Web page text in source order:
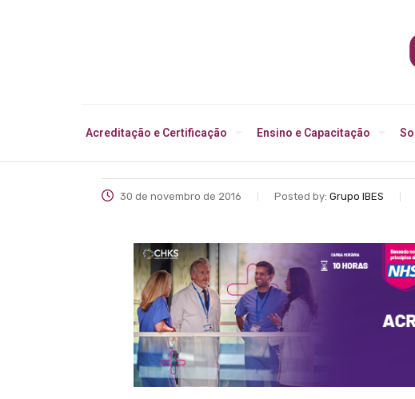
Acreditação e Certificação Ensino e Capacitação
30 de novembro de 2016 Posted by: Grupo IBES